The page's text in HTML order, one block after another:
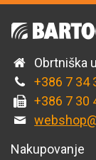
Obrtniška
+386 7 34
+386 7 30
Nakupovanje